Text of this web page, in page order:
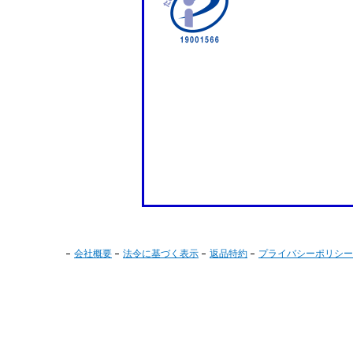
会社概要 法令に基づく表示 返品特約 プライバシーポリシー